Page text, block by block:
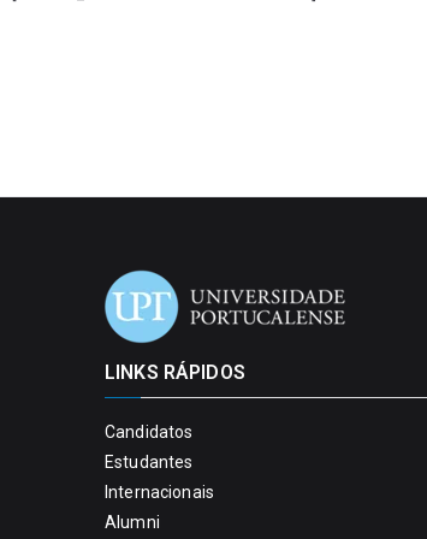
LINKS RÁPIDOS
Candidatos
Estudantes
Internacionais
Alumni